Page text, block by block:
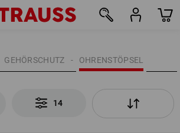
OHRENSTÖPSEL
GEHÖRSCHUTZ
14
14